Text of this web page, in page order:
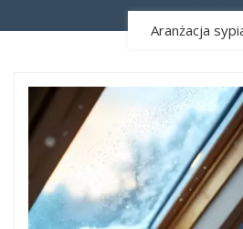
Aranżacja